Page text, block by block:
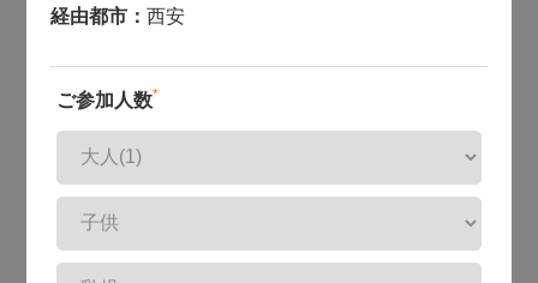
経由都市：西安
ご参加人数*